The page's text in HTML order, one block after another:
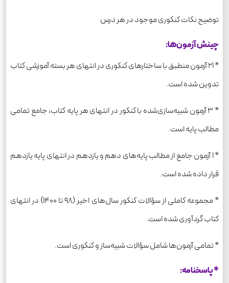
توضیح نکات کنکوری موجود در هر درس
چینش آزمون‌ها:
* ۲۱ آزمون منطبق با ساختارهای کنکوری در انتهای هر بسته آموزشی کتاب
تدوین شده است.
* ۳ آزمون شبیه‌سازی‌شده با کنکور در انتهای هر پایه کتاب، جامع تمامی
مطالب پایه است.
* ۱ آزمون جامع از مطالب پایه‌های دهم و یازدهم در انتهای پایه یازدهم
قرار داده شده است.
* مجموعه کاملی از سؤالات کنکور سال‌های اخیر (۹۸ تا ۱۴۰۰) در انتهای
کتاب گردآوری شده است.
* تمامی آزمون‌ها شامل سؤالات شبیه‌ساز و کنکوری است.
* پاسخنامه: